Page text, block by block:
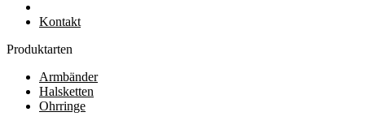
Kontakt
Produktarten
Armbänder
Halsketten
Ohrringe